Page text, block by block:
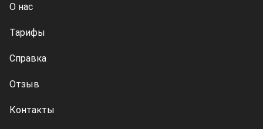
О нас
Тарифы
Справка
Отзыв
Контакты